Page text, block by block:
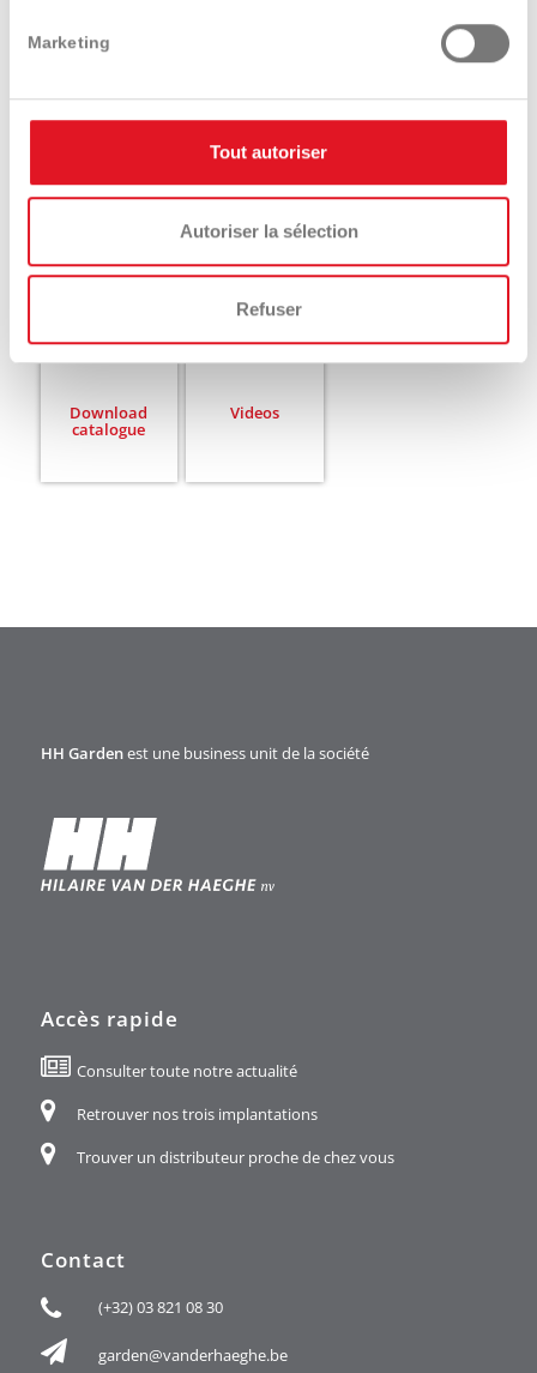
Marketing
Tout autoriser
Autoriser la sélection
Refuser
Présentation Caractéristiques
techniques
Equipements
et options
Download
catalogue
Videos
HH Gardenest une business unit de la société
Accès rapide
Consulter toute notre actualité
Retrouver nos trois implantations
Trouver un distributeur proche de chez vous
Contact
(+32) 03 821 08 30
garden@vanderhaeghe.be